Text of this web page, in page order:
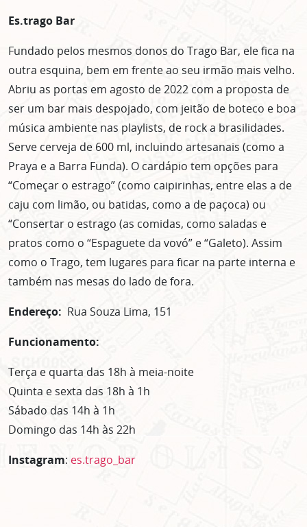
Es.trago Bar
Fundado pelos mesmos donos do Trago Bar, ele fica na
outra esquina, bem em frente ao seu irmão mais velho.
Abriu as portas em agosto de 2022 com a proposta de
ser um bar mais despojado, com jeitão de boteco e boa
música ambiente nas playlists, de rock a brasilidades.
Serve cerveja de 600 ml, incluindo artesanais (como a
Praya e a Barra Funda). O cardápio tem opções para
“Começar o estrago” (como caipirinhas, entre elas a de
caju com limão, ou batidas, como a de paçoca) ou
“Consertar o estrago (as comidas, como saladas e
pratos como o “Espaguete da vovó” e “Galeto). Assim
como o Trago, tem lugares para ficar na parte interna e
também nas mesas do lado de fora.
Endereço: Rua Souza Lima, 151
Funcionamento:
Terça e quarta das 18h à meia-noite
Quinta e sexta das 18h à 1h
Sábado das 14h à 1h
Domingo das 14h às 22h
Instagram: es.trago_bar